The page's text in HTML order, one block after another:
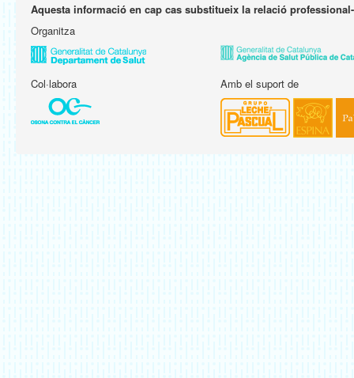
Aquesta informació en cap cas substitueix la relació
Organitza
Col·labora Amb el suport de